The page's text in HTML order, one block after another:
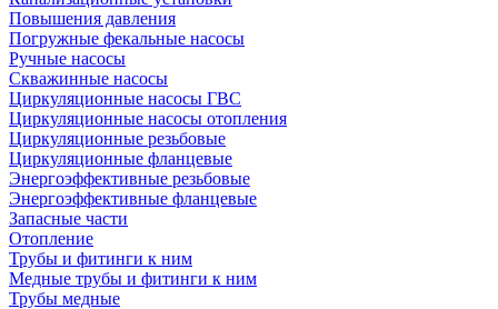
Повышения давления
Погружные фекальные насосы
Ручные насосы
Скважинные насосы
Циркуляционные насосы ГВС
Циркуляционные насосы отопления
Циркуляционные резьбовые
Циркуляционные фланцевые
Энергоэффективные резьбовые
Энергоэффективные фланцевые
Запасные части
Отопление
Трубы и фитинги к ним
Медные трубы и фитинги к ним
Трубы медные